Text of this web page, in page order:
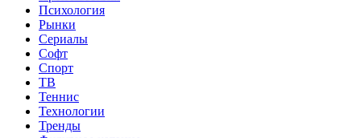
Психология
Рынки
Сериалы
Софт
Спорт
ТВ
Теннис
Технологии
Тренды